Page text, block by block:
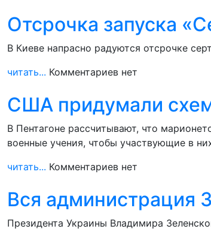
Отсрочка запуска
В Киеве напрасно радуются отсрочке
читать... Комментариев нет
США придумали
В Пентагоне рассчитывают, что
военные учения, чтобы участвующие в
читать... Комментариев нет
Вся администрация
Президента Украины Владимира